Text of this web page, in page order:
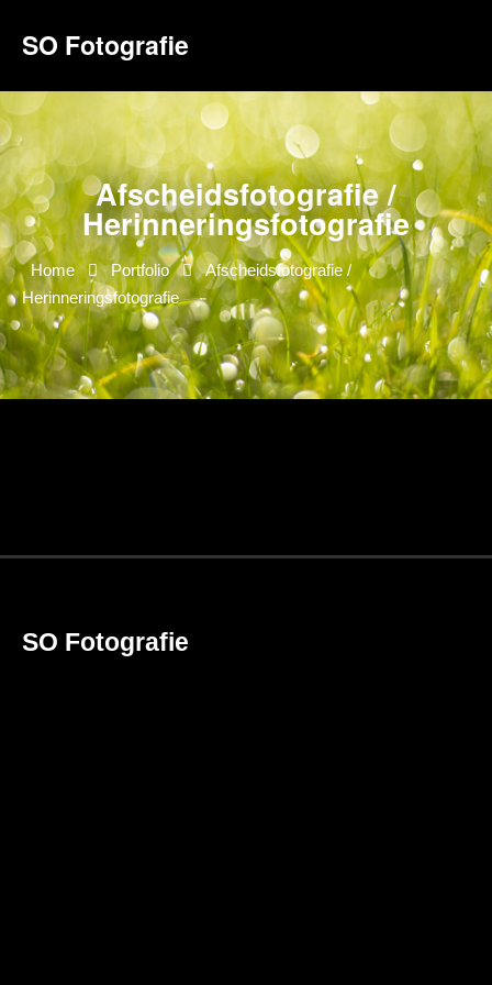
SO Fotografie
Afscheidsfotografie /
Herinneringsfotografie
Home Portfolio
Afscheidsfotografie /
Herinneringsfotografie
SO Fotografie